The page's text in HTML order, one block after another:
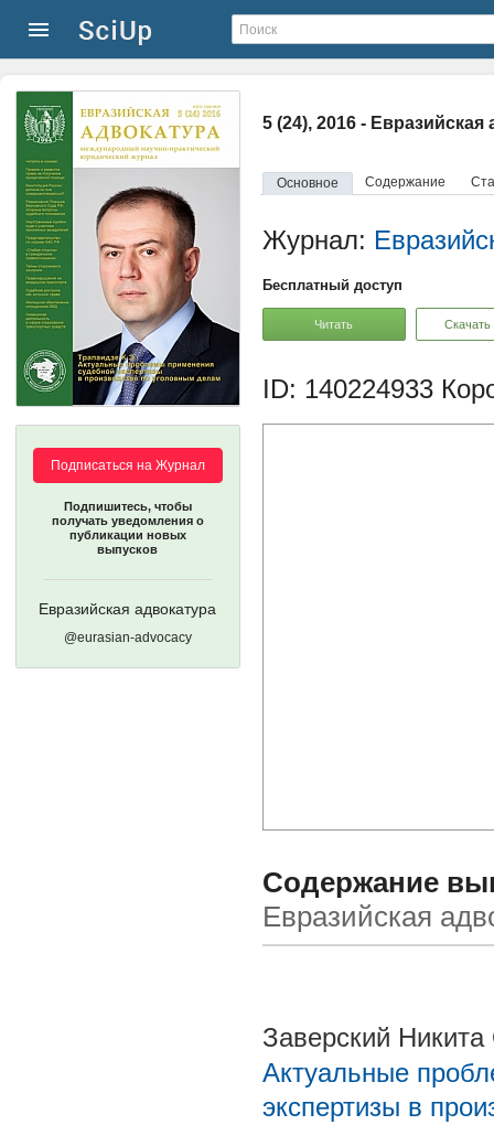
5 (24), 2016 - Евразийская
Основное Содержание
Подписаться на Журнал
Подпишитесь, чтобы
получать уведомления о
публикации новых
выпусков
Евразийская адвокатура
@eurasian-advocacy
Журнал:
Бесплатный доступ
Читать Скачать
ID: 140224933
Содержание
Евразийская
Заверский
Актуальные
экспертизы в